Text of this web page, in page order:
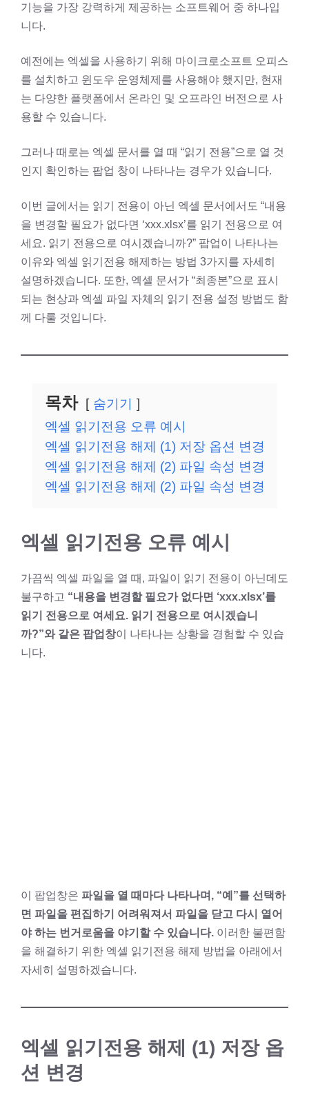
기능을 가장 강력하게 제공하는 소프트웨어 중 하나입
니다.
예전에는 엑셀을 사용하기 위해 마이크로소프트 오피스
를 설치하고 윈도우 운영체제를 사용해야 했지만, 현재
는 다양한 플랫폼에서 온라인 및 오프라인 버전으로 사
용할 수 있습니다.
그러나 때로는 엑셀 문서를 열 때 “읽기 전용”으로 열 것
인지 확인하는 팝업 창이 나타나는 경우가 있습니다.
이번 글에서는 읽기 전용이 아닌 엑셀 문서에서도 “내용
을 변경할 필요가 없다면 ‘xxx.xlsx’를 읽기 전용으로 여
세요. 읽기 전용으로 여시겠습니까?” 팝업이 나타나는
이유와 엑셀 읽기전용 해제하는 방법 3가지를 자세히
설명하겠습니다. 또한, 엑셀 문서가 “최종본”으로 표시
되는 현상과 엑셀 파일 자체의 읽기 전용 설정 방법도 함
께 다룰 것입니다.
목차
숨기기
엑셀 읽기전용 오류 예시
엑셀 읽기전용 해제 (1) 저장 옵션 변경
엑셀 읽기전용 해제 (2) 파일 속성 변경
엑셀 읽기전용 해제 (2) 파일 속성 변경
엑셀 읽기전용 오류 예시
가끔씩 엑셀 파일을 열 때, 파일이 읽기 전용이 아닌데도
불구하고 “내용을 변경할 필요가 없다면 ‘xxx.xlsx’를
읽기 전용으로 여세요. 읽기 전용으로 여시겠습니
까?”와 같은 팝업창이 나타나는 상황을 경험할 수 있습
니다.
이 팝업창은 파일을 열 때마다 나타나며, “예”를 선택하
면 파일을 편집하기 어려워져서 파일을 닫고 다시 열어
야 하는 번거로움을 야기할 수 있습니다. 이러한 불편함
을 해결하기 위한 엑셀 읽기전용 해제 방법을 아래에서
자세히 설명하겠습니다.
엑셀 읽기전용 해제 (1) 저장 옵
션 변경